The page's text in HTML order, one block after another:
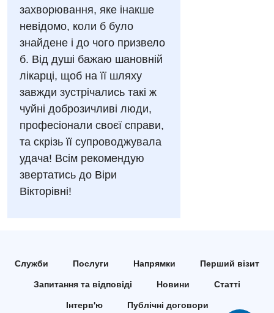
Акушерство і гінекологія
Алергологія, імунологія
Андрологія
Безоплатні послуги
Вакцинація
Гастроентерологія
Гематологія
Дерматовенерологія
Медична психологія
Українська
Російська
захворювання, яке інакше
невідомо, коли б було
знайдене і до чого призвело
б. Від душі бажаю шановній
лікарці, щоб на її шляху
завжди зустрічались такі ж
чуйні доброзичливі люди,
професіонали своєї справи,
та скрізь її супроводжувала
удача! Всім рекомендую
звертатись до Віри
Вікторівні!
Служби Послуги Напрямки Перший візит
Запитання та відповіді Новини Статті
Інтерв'ю Публічні договори